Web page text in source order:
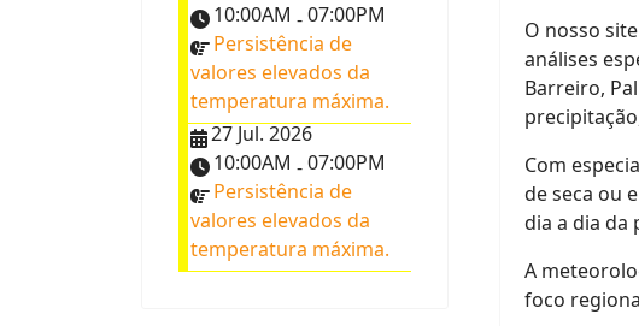
10:00AM -07:00PM
Persistência de
valores elevados da
temperatura máxima.
27 Jul. 2026
10:00AM -07:00PM
Persistência de
valores elevados da
temperatura máxima.
O nosso
análises
Barreiro,
Com
de seca ou
dia a dia da
A
foco